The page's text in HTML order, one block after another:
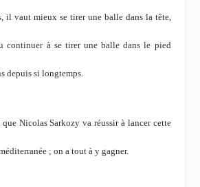
il vaut mieux se tirer une balle dans la tête,
à se tirer une balle dans le pied
depuis si longtemps.
Nicolas Sarkozy va réussir à lancer cette
; on a tout à y gagner.